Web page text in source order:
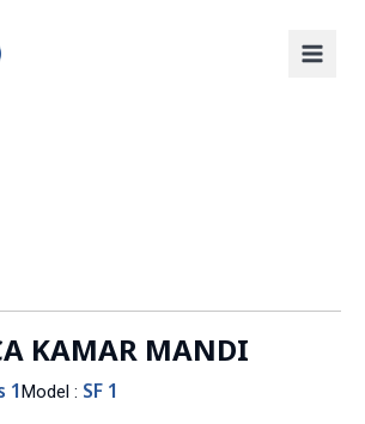
KAMAR MANDI
1Model : SF 1